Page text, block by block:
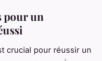
pour un
crucial pour réussir un